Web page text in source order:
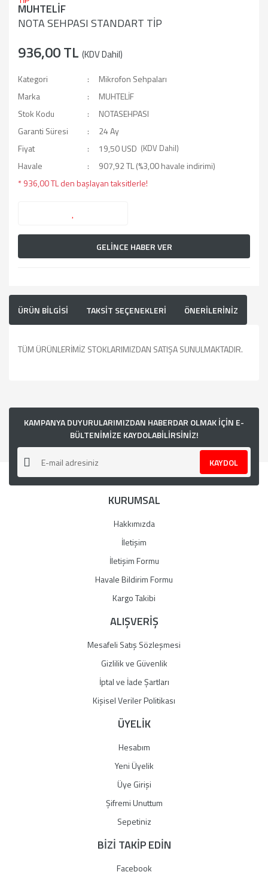
MUHTELİF
NOTA SEHPASI STANDART TİP
936,00 TL (KDV Dahil)
Kategori
Mikrofon Sehpaları
Marka
MUHTELİF
Stok Kodu
NOTASEHPASI
Garanti Süresi
24 Ay
Fiyat
19,50 USD (KDV Dahil)
Havale
907,92 TL (%3,00 havale indirimi)
* 936,00 TL den başlayan taksitlerle!
GELİNCE HABER VER
ÜRÜN BİLGİSİ TAKSİT SEÇENEKLERİ ÖNERİLERİNİZ
TÜM ÜRÜNLERİMİZ STOKLARIMIZDAN SATIŞA SUNULMAKTADIR.
kullanarak tarafımıza iletebilirsiniz.
Görüş ve önerileriniz için teşekkür ederiz.
Ürün resmi kalitesiz, bozuk veya görüntülenemiyor.
Ürün açıklamasında eksik bilgiler bulunuyor.
Ürün bilgilerinde hatalar bulunuyor.
Ürün fiyatı diğer sitelerden daha pahalı.
Gönder
KAMPANYA DUYURULARIMIZDAN HABERDAR OLMAK İÇİN E-
BÜLTENİMİZE KAYDOLABİLİRSİNİZ!
KAYDOL
KURUMSAL
Hakkımızda
İletişim
İletişim Formu
Havale Bildirim Formu
Kargo Takibi
ALIŞVERİŞ
Mesafeli Satış Sözleşmesi
Gizlilik ve Güvenlik
İptal ve İade Şartları
Kişisel Veriler Politikası
ÜYELİK
Hesabım
Yeni Üyelik
Üye Girişi
Şifremi Unuttum
Sepetiniz
BİZİ TAKİP EDİN
Facebook